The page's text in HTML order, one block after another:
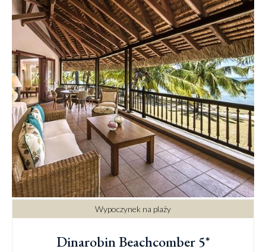
Wypoczynek na plaży
Dinarobin Beachcomber 5*